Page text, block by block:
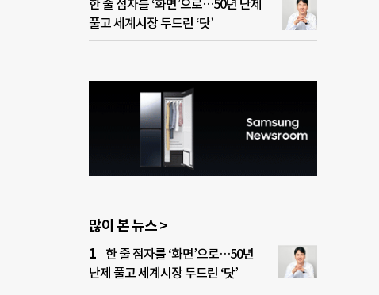
한 줄 점자를 ‘화면’으로…50년 난제
풀고 세계시장 두드린 ‘닷’
많이 본 뉴스 >
한 줄 점자를 ‘화면’으로…50년
난제 풀고 세계시장 두드린 ‘닷’